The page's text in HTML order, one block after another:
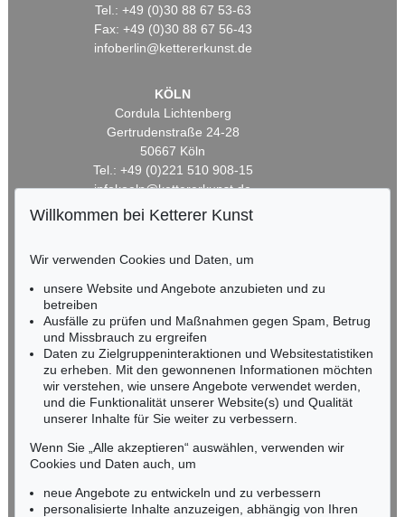
Tel.: +49 (0)30 88 67 53-63
Fax: +49 (0)30 88 67 56-43
infoberlin@kettererkunst.de
KÖLN
Cordula Lichtenberg
Gertrudenstraße 24-28
50667 Köln
Tel.: +49 (0)221 510 908-15
infokoeln@kettererkunst.de
HESSEN
Miriam Heß
Tel.: +49 (0)62 21 58 80-038
Fax: +49 (0)62 21 58 80-595
infoheidelberg@kettererkunst.de
NORDDEUTSCHLAND
Nico Kassel, M.A.
Mobil: +49 (0)171 8618661
n.kassel@kettererkunst.de
Willkommen bei Ketterer Kunst
Wir verwenden Cookies und Daten, um
unsere Website und Angebote anzubieten und zu
betreiben
Ausfälle zu prüfen und Maßnahmen gegen Spam, Betrug
und Missbrauch zu ergreifen
Daten zu Zielgruppeninteraktionen und Websitestatistiken
zu erheben. Mit den gewonnenen Informationen möchten
wir verstehen, wie unsere Angebote verwendet werden,
und die Funktionalität unserer Website(s) und Qualität
unserer Inhalte für Sie weiter zu verbessern.
Wenn Sie „Alle akzeptieren“ auswählen, verwenden wir
Cookies und Daten auch, um
neue Angebote zu entwickeln und zu verbessern
personalisierte Inhalte anzuzeigen, abhängig von Ihren